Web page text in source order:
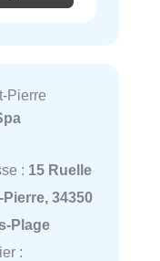
Pierre
: 15 Ruelle
34350
Plage
: